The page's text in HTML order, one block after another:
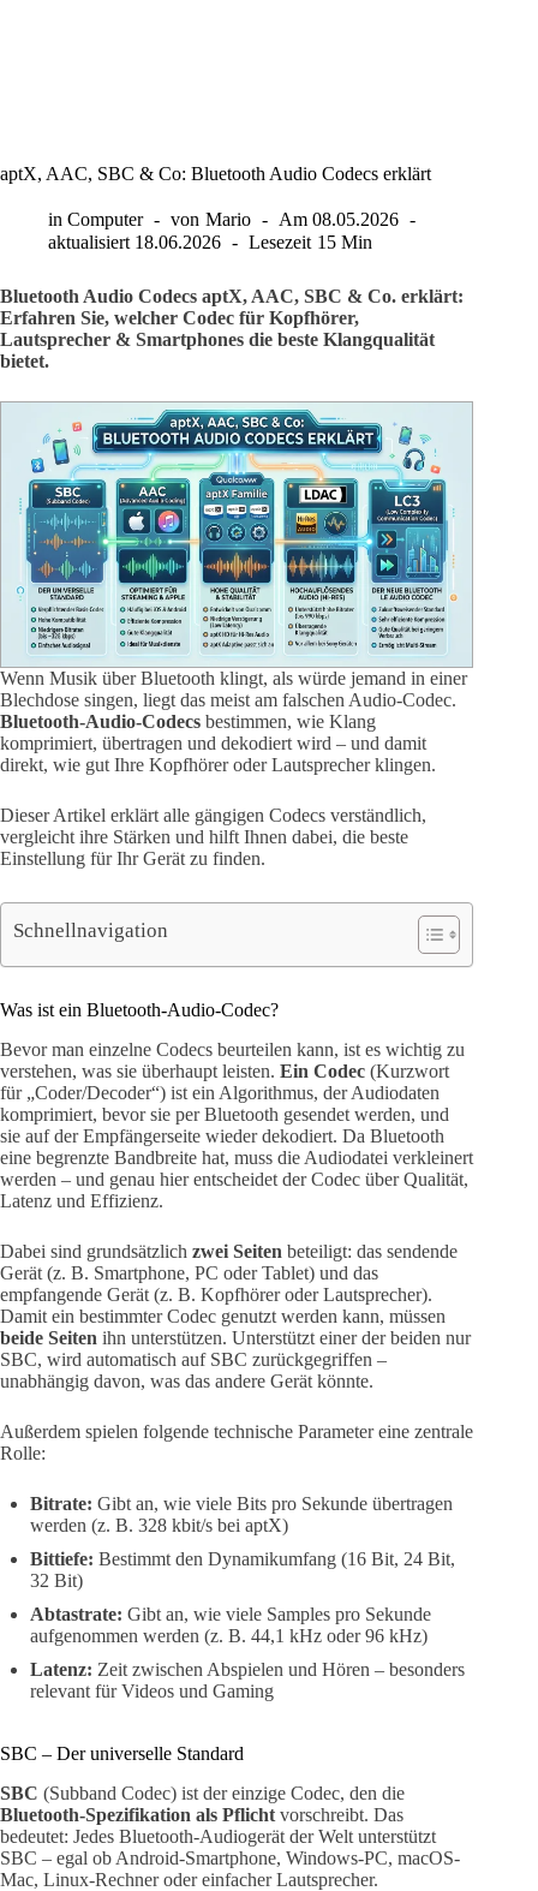
aptX, AAC, SBC & Co: Bluetooth Audio Codecs erklärt
in Computer von Mario Am 08.05.2026
aktualisiert 18.06.2026 Lesezeit 15 Min
Bluetooth Audio Codecs aptX, AAC, SBC & Co. erklärt:
Erfahren Sie, welcher Codec für Kopfhörer,
Lautsprecher & Smartphones die beste Klangqualität
bietet.
Wenn Musik über Bluetooth klingt, als würde jemand in einer
Blechdose singen, liegt das meist am falschen Audio-Codec.
Bluetooth-Audio-Codecs bestimmen, wie Klang
komprimiert, übertragen und dekodiert wird – und damit
direkt, wie gut Ihre Kopfhörer oder Lautsprecher klingen.
Dieser Artikel erklärt alle gängigen Codecs verständlich,
vergleicht ihre Stärken und hilft Ihnen dabei, die beste
Einstellung für Ihr Gerät zu finden.
Schnellnavigation
Was ist ein Bluetooth-Audio-Codec?
Bevor man einzelne Codecs beurteilen kann, ist es wichtig zu
verstehen, was sie überhaupt leisten. Ein Codec (Kurzwort
für „Coder/Decoder“) ist ein Algorithmus, der Audiodaten
komprimiert, bevor sie per Bluetooth gesendet werden, und
sie auf der Empfängerseite wieder dekodiert. Da Bluetooth
eine begrenzte Bandbreite hat, muss die Audiodatei verkleinert
werden – und genau hier entscheidet der Codec über Qualität,
Latenz und Effizienz.
Dabei sind grundsätzlich zwei Seiten beteiligt: das sendende
Gerät (z. B. Smartphone, PC oder Tablet) und das
empfangende Gerät (z. B. Kopfhörer oder Lautsprecher).
Damit ein bestimmter Codec genutzt werden kann, müssen
beide Seiten ihn unterstützen. Unterstützt einer der beiden nur
SBC, wird automatisch auf SBC zurückgegriffen –
unabhängig davon, was das andere Gerät könnte.
Außerdem spielen folgende technische Parameter eine zentrale
Rolle:
Bitrate: Gibt an, wie viele Bits pro Sekunde übertragen
werden (z. B. 328 kbit/s bei aptX)
Bittiefe: Bestimmt den Dynamikumfang (16 Bit, 24 Bit,
32 Bit)
Abtastrate: Gibt an, wie viele Samples pro Sekunde
aufgenommen werden (z. B. 44,1 kHz oder 96 kHz)
Latenz: Zeit zwischen Abspielen und Hören – besonders
relevant für Videos und Gaming
SBC – Der universelle Standard
SBC (Subband Codec) ist der einzige Codec, den die
Bluetooth-Spezifikation als Pflicht vorschreibt. Das
bedeutet: Jedes Bluetooth-Audiogerät der Welt unterstützt
SBC – egal ob Android-Smartphone, Windows-PC, macOS-
Mac, Linux-Rechner oder einfacher Lautsprecher.